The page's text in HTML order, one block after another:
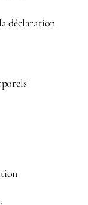
déclaration